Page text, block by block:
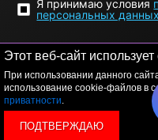
Этот веб-сайт
При использовании данного
использование cookie-файлов в
приватности.
ПОДТВЕРЖДАЮ
Я принимаю условия
персональных данных